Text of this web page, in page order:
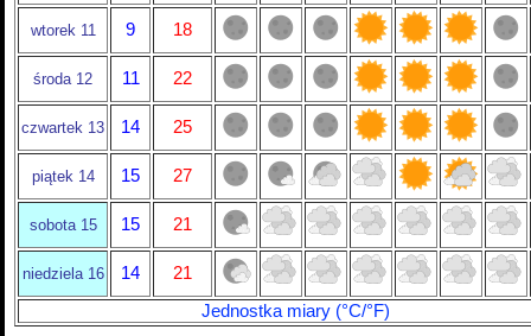
wtorek 11 9 18
środa 12 11 22
czwartek 13 14 25
piątek 14 15 27
sobota 15 15 21
niedziela 16 14
21
Jednostka miary (°C/°F)